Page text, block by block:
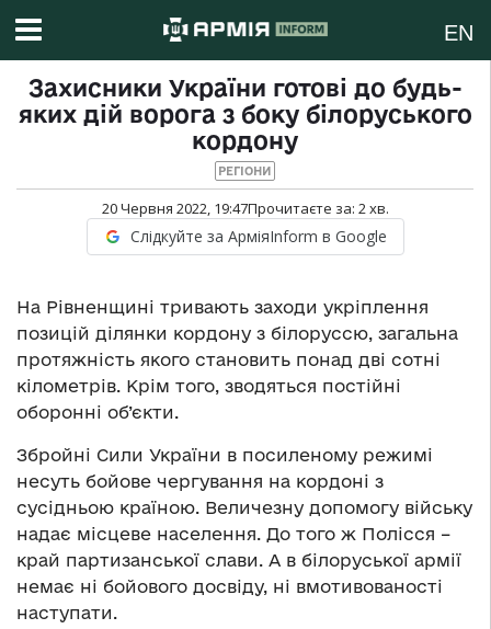
EN
Захисники України готові до будь-
яких дій ворога з боку білоруського
кордону
РЕГІОНИ
20 Червня 2022, 19:47Прочитаєте за: 2хв.
Слідкуйте за АрміяInform в Google
На Рівненщині тривають заходи укріплення
позицій ділянки кордону з білоруссю, загальна
протяжність якого становить понад дві сотні
кілометрів. Крім того, зводяться постійні
оборонні об’єкти.
Збройні Сили України в посиленому режимі
несуть бойове чергування на кордоні з
сусідньою країною. Величезну допомогу війську
надає місцеве населення. До того ж Полісся –
край партизанської слави. А в білоруської армії
немає ні бойового досвіду, ні вмотивованості
наступати.